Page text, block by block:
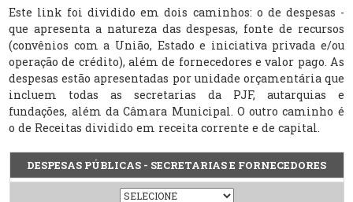
Este link foi dividido em dois caminhos: o de despesas -
que apresenta a natureza das despesas, fonte de recursos
(convênios com a União, Estado e iniciativa privada e/ou
operação de crédito), além de fornecedores e valor pago. As
despesas estão apresentadas por unidade orçamentária que
incluem todas as secretarias da PJF, autarquias e
fundações, além da Câmara Municipal. O outro caminho é
o de Receitas dividido em receita corrente e de capital.
DESPESAS PÚBLICAS - SECRETARIAS E FORNECEDORES